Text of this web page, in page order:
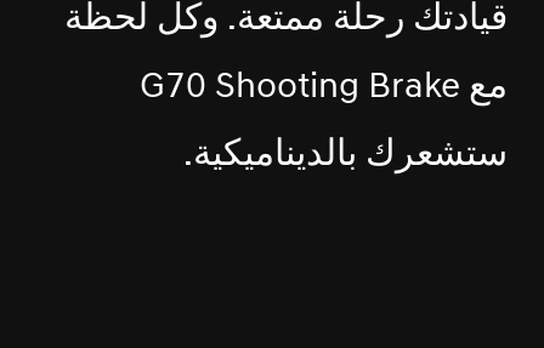
قيادتك رحلة ممتعة. وكل لحظة
مع G70 Shooting Brake
ستشعرك بالديناميكية.